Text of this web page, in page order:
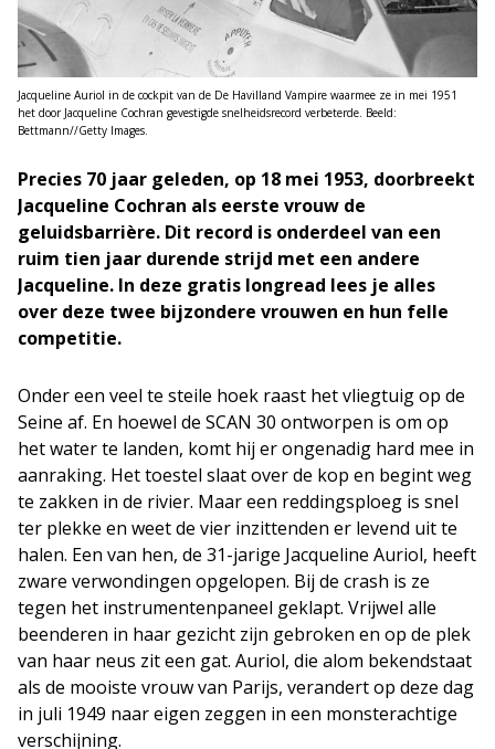
Jacqueline Auriol in de cockpit van de De Havilland Vampire waarmee ze in mei 1951
het door Jacqueline Cochran gevestigde snelheidsrecord verbeterde. Beeld:
Bettmann//Getty Images.
Precies 70 jaar geleden, op 18 mei 1953, doorbreekt
Jacqueline Cochran als eerste vrouw de
geluidsbarrière. Dit record is onderdeel van een
ruim tien jaar durende strijd met een andere
Jacqueline. In deze gratis longread lees je alles
over deze twee bijzondere vrouwen en hun felle
competitie.
Onder een veel te steile hoek raast het vliegtuig op de
Seine af. En hoewel de SCAN 30 ontworpen is om op
het water te landen, komt hij er ongenadig hard mee in
aanraking. Het toestel slaat over de kop en begint weg
te zakken in de rivier. Maar een reddingsploeg is snel
ter plekke en weet de vier inzittenden er levend uit te
halen. Een van hen, de 31-jarige Jacqueline Auriol, heeft
zware verwondingen opgelopen. Bij de crash is ze
tegen het instrumentenpaneel geklapt. Vrijwel alle
beenderen in haar gezicht zijn gebroken en op de plek
van haar neus zit een gat. Auriol, die alom bekendstaat
als de mooiste vrouw van Parijs, verandert op deze dag
in juli 1949 naar eigen zeggen in een monsterachtige
verschijning.